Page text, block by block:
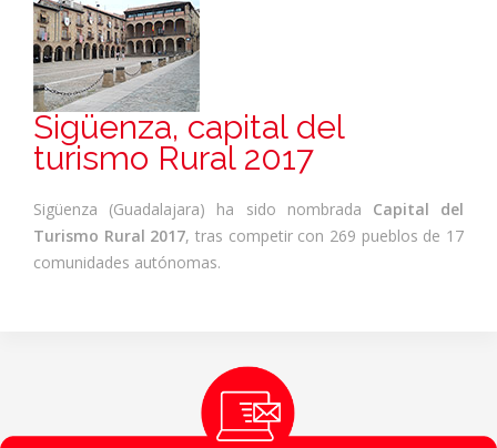
Sigüenza, capital del
turismo Rural 2017
Sigüenza (Guadalajara) ha sido nombrada Capital del
Turismo Rural 2017, tras competir con 269 pueblos de 17
comunidades autónomas.